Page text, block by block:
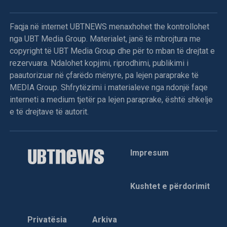
Sipas Tahirit, refuzimi i shumicës për të proceduar me
propozimin e kandidatit për kryetar të Kuvendit është një
përpjekje e qëllimshme për të thelluar ngërçin politik në
vend.
Deputetja e AAK-së gjuan me vezë drejt Kurtit,
përplasje fizike mes deputetëve
Menjëherë pas përfundimit të fjalës së Kryeministrit Albin
Kurti, deputetja e Aleancës për Ardhmërinë e Kosovës,
Time Kadriaj, është afruar drejt foltores dhe ka gjuajtur me
menjëhershëm të deputetëve nga grupe të ndryshme
tensioneve dhe pamundësisë për të vazhduar punimet,
ndërpresë seancën.
Faqja në internet UBTNEWS menaxhohet the kontrollohet
nga UBT Media Group. Materialet, janë të mbrojtura me
copyright të UBT Media Group dhe për to mban të drejtat e
rezervuara. Ndalohet kopjimi, riprodhimi, publikimi i
paautorizuar në çfarëdo mënyre, pa lejen paraprake të
MEDIA Group. Shfrytëzimi i materialeve nga ndonjë faqe
interneti a medium tjetër pa lejen paraprake, është shkelje
e të drejtave të autorit.
Impresum
Kushtet e përdorimit
Privatësia Arkiva